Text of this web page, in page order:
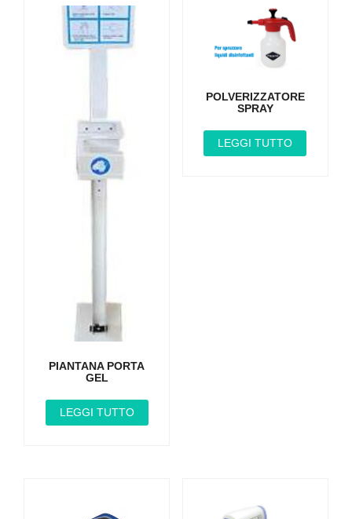
PIANTANA PORTA
GEL
LEGGI TUTTO
POLVERIZZATORE
SPRAY
LEGGI TUTTO